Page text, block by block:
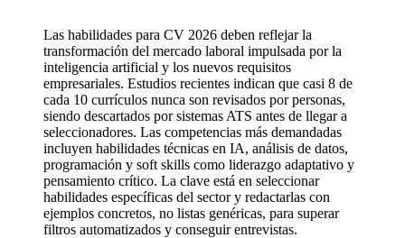
Las habilidades para CV 2026 deben reflejar la
transformación del mercado laboral impulsada por la
inteligencia artificial y los nuevos requisitos
empresariales. Estudios recientes indican que casi 8 de
cada 10 currículos nunca son revisados por personas,
siendo descartados por sistemas ATS antes de llegar a
seleccionadores. Las competencias más demandadas
incluyen habilidades técnicas en IA, análisis de datos,
programación y soft skills como liderazgo adaptativo y
pensamiento crítico. La clave está en seleccionar
habilidades específicas del sector y redactarlas con
ejemplos concretos, no listas genéricas, para superar
filtros automatizados y conseguir entrevistas.